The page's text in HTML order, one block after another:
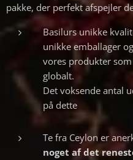
pakke, der perfekt afspejler
Basilurs unikke
unikke emballager
vores produkter
globalt.
Det voksende antal
på dette
Te fra Ceylon er
noget af det